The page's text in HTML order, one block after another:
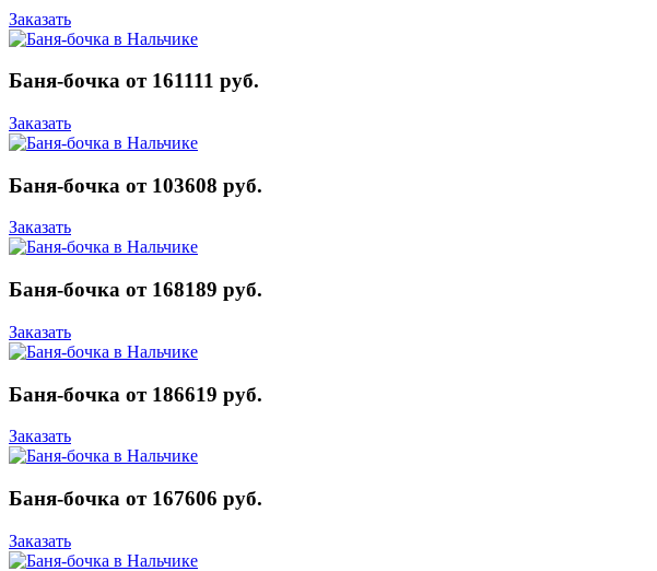
Заказать
Баня-бочка от 161111 руб.
Заказать
Баня-бочка от 103608 руб.
Заказать
Баня-бочка от 168189 руб.
Заказать
Баня-бочка от 186619 руб.
Заказать
Баня-бочка от 167606 руб.
Заказать